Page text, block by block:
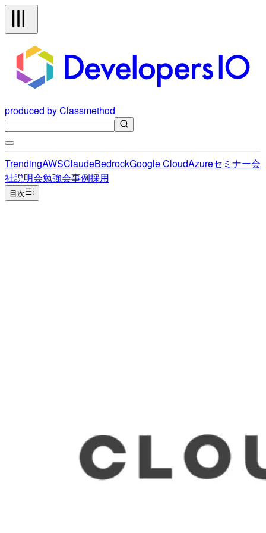
produced by Classmethod
TrendingAWSClaudeBedrockGoogle CloudAzureセミナー会
社説明会勉強会事例採用
目次